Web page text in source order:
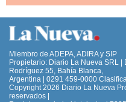
Miembro de ADEPA, ADIRA y SIP
Propietario: Diario La Nueva SRL |
Rodríguez 55, Bahía Blanca,
Argentina | 0291 459-0000
Copyright 2026 Diario La Nueva
reservados |